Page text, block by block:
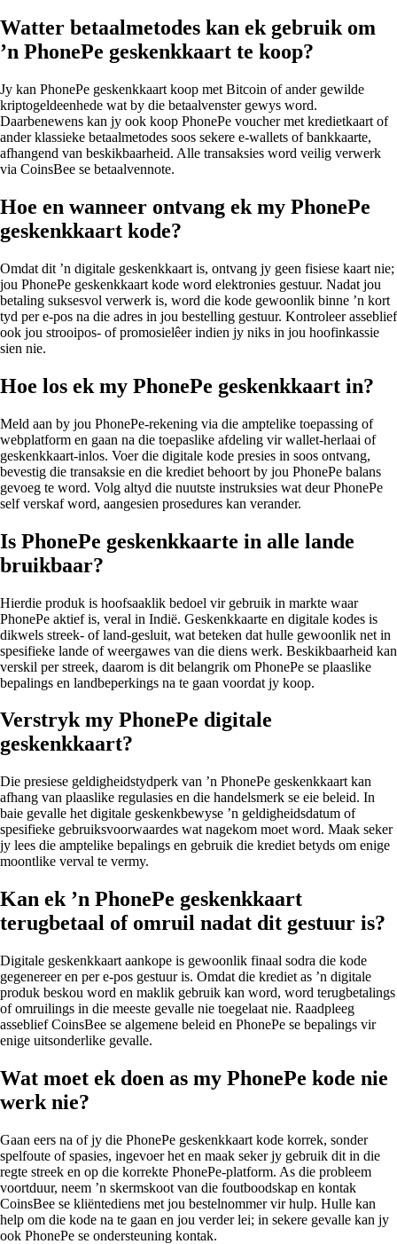
Watter betaalmetodes kan ek gebruik om
’n PhonePe geskenkkaart te koop?
Jy kan PhonePe geskenkkaart koop met Bitcoin of ander gewilde
kriptogeldeenhede wat by die betaalvenster gewys word.
Daarbenewens kan jy ook koop PhonePe voucher met kredietkaart of
ander klassieke betaalmetodes soos sekere e-wallets of bankkaarte,
afhangend van beskikbaarheid. Alle transaksies word veilig verwerk
via CoinsBee se betaalvennote.
Hoe en wanneer ontvang ek my PhonePe
geskenkkaart kode?
Omdat dit ’n digitale geskenkkaart is, ontvang jy geen fisiese kaart nie;
jou PhonePe geskenkkaart kode word elektronies gestuur. Nadat jou
betaling suksesvol verwerk is, word die kode gewoonlik binne ’n kort
tyd per e-pos na die adres in jou bestelling gestuur. Kontroleer asseblief
ook jou strooipos- of promosielêer indien jy niks in jou hoofinkassie
sien nie.
Hoe los ek my PhonePe geskenkkaart in?
Meld aan by jou PhonePe-rekening via die amptelike toepassing of
webplatform en gaan na die toepaslike afdeling vir wallet-herlaai of
geskenkkaart-inlos. Voer die digitale kode presies in soos ontvang,
bevestig die transaksie en die krediet behoort by jou PhonePe balans
gevoeg te word. Volg altyd die nuutste instruksies wat deur PhonePe
self verskaf word, aangesien prosedures kan verander.
Is PhonePe geskenkkaarte in alle lande
bruikbaar?
Hierdie produk is hoofsaaklik bedoel vir gebruik in markte waar
PhonePe aktief is, veral in Indië. Geskenkkaarte en digitale kodes is
dikwels streek- of land-gesluit, wat beteken dat hulle gewoonlik net in
spesifieke lande of weergawes van die diens werk. Beskikbaarheid kan
verskil per streek, daarom is dit belangrik om PhonePe se plaaslike
bepalings en landbeperkings na te gaan voordat jy koop.
Verstryk my PhonePe digitale
geskenkkaart?
Die presiese geldigheidstydperk van ’n PhonePe geskenkkaart kan
afhang van plaaslike regulasies en die handelsmerk se eie beleid. In
baie gevalle het digitale geskenkbewyse ’n geldigheidsdatum of
spesifieke gebruiksvoorwaardes wat nagekom moet word. Maak seker
jy lees die amptelike bepalings en gebruik die krediet betyds om enige
moontlike verval te vermy.
Kan ek ’n PhonePe geskenkkaart
terugbetaal of omruil nadat dit gestuur is?
Digitale geskenkkaart aankope is gewoonlik finaal sodra die kode
gegenereer en per e-pos gestuur is. Omdat die krediet as ’n digitale
produk beskou word en maklik gebruik kan word, word terugbetalings
of omruilings in die meeste gevalle nie toegelaat nie. Raadpleeg
asseblief CoinsBee se algemene beleid en PhonePe se bepalings vir
enige uitsonderlike gevalle.
Wat moet ek doen as my PhonePe kode nie
werk nie?
Gaan eers na of jy die PhonePe geskenkkaart kode korrek, sonder
spelfoute of spasies, ingevoer het en maak seker jy gebruik dit in die
regte streek en op die korrekte PhonePe-platform. As die probleem
voortduur, neem ’n skermskoot van die foutboodskap en kontak
CoinsBee se kliëntediens met jou bestelnommer vir hulp. Hulle kan
help om die kode na te gaan en jou verder lei; in sekere gevalle kan jy
ook PhonePe se ondersteuning kontak.